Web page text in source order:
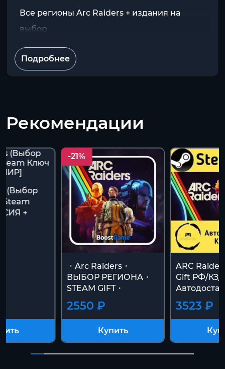
Все регионы Arc Raiders + издания на
выбор
Подробнее
Рекомендации
(Выбор
Steam
+
-21%
・Arc Raiders・
ВЫБОР РЕГИОНА・
STEAM GIFT・
2550 ₽
Купить
ARC
Gift РФ/КЗ/
3523 ₽